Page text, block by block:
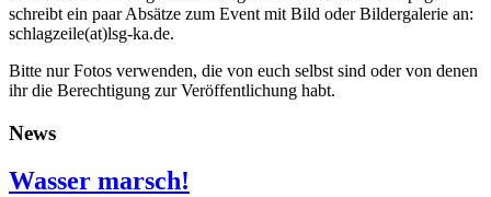
schreibt ein paar Absätze zum Event mit Bild oder Bildergalerie an:
schlagzeile(at)lsg-ka.de.
Bitte nur Fotos verwenden, die von euch selbst sind oder von denen
ihr die Berechtigung zur Veröffentlichung habt.
News
Wasser marsch!